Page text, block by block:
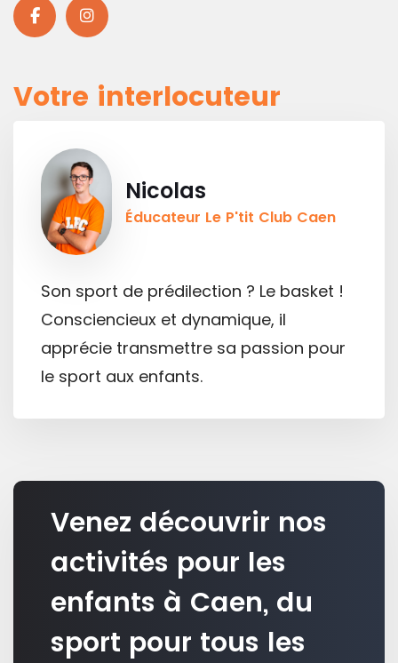
Votre interlocuteur
Son sport de prédilection ? Le basket !
Consciencieux et dynamique, il
apprécie transmettre sa passion pour
le sport aux enfants.
Nicolas
Éducateur Le P'tit Club Caen
Venez découvrir nos
activités pour les
enfants à Caen, du
sport pour tous les